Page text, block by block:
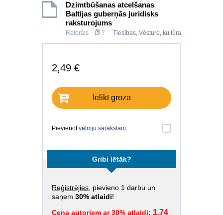
Dzimtbūšanas atcelšanas
Baltijas guberņās juridisks
raksturojums
Referāts 7 Tiesības, Vēsture, kultūra
2,49 €
Ielikt grozā
Pievienotvēlmju sarakstam
Gribi lētāk?
Reģistrējies , pievieno 1 darbu un
saņem 30% atlaidi!
Cena autoriem ar 30% atlaidi: 1,74